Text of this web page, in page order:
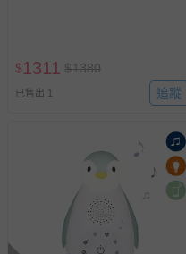
報紙、期刊或雜誌
經消費者拆封之影
等）。
非以有形媒介提供
上服務，經消費者
戲或活動點數等）。
已拆封之以下類型商
$1311 $1380
已售出 1 追蹤